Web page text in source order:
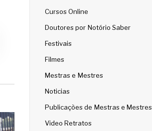
Cursos Online
Doutores por Notório Saber
Festivais
Filmes
Mestras e Mestres
Noticias
Publicações de Mestras e Mestres
Video Retratos